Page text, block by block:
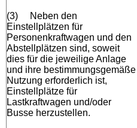
(3)
Neben den
Einstellplätzen für
Personenkraftwagen und den
Abstellplätzen sind, soweit
dies für die jeweilige Anlage
und ihre bestimmungsgemäße
Nutzung erforderlich ist,
Einstellplätze für
Lastkraftwagen und/oder
Busse herzustellen.